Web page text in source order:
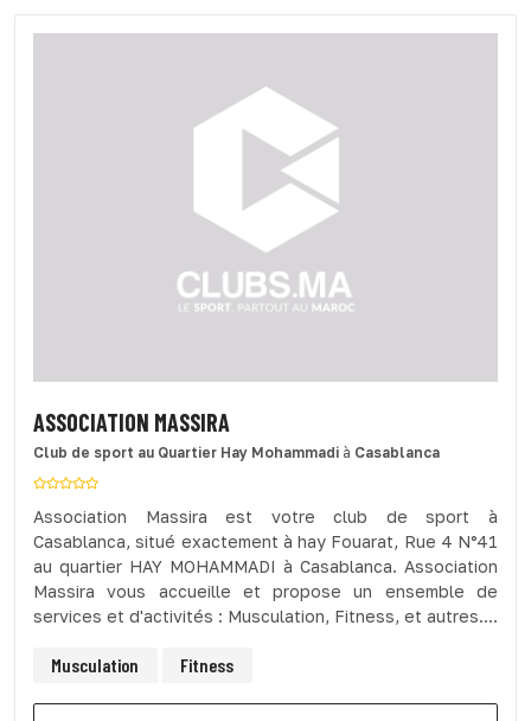
ASSOCIATION MASSIRA
Club de sport au Quartier Hay Mohammadi à Casablanca
Association Massira est votre club de sport à
Casablanca, situé exactement à hay Fouarat, Rue 4 N°41
au quartier HAY MOHAMMADI à Casablanca. Association
Massira vous accueille et propose un ensemble de
services et d'activités : Musculation, Fitness, et autres....
Musculation Fitness